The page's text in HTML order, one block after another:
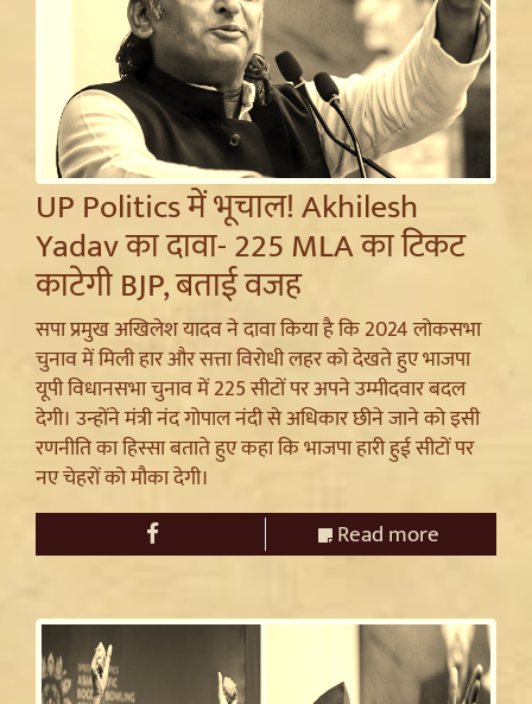
UP Politics में भूचाल! Akhilesh
Yadav का दावा- 225 MLA का टिकट
काटेगी BJP, बताई वजह
सपा प्रमुख अखिलेश यादव ने दावा किया है कि 2024 लोकसभा
चुनाव में मिली हार और सत्ता विरोधी लहर को देखते हुए भाजपा
यूपी विधानसभा चुनाव में 225 सीटों पर अपने उम्मीदवार बदल
देगी। उन्होंने मंत्री नंद गोपाल नंदी से अधिकार छीने जाने को इसी
रणनीति का हिस्सा बताते हुए कहा कि भाजपा हारी हुई सीटों पर
नए चेहरों को मौका देगी।
Read more